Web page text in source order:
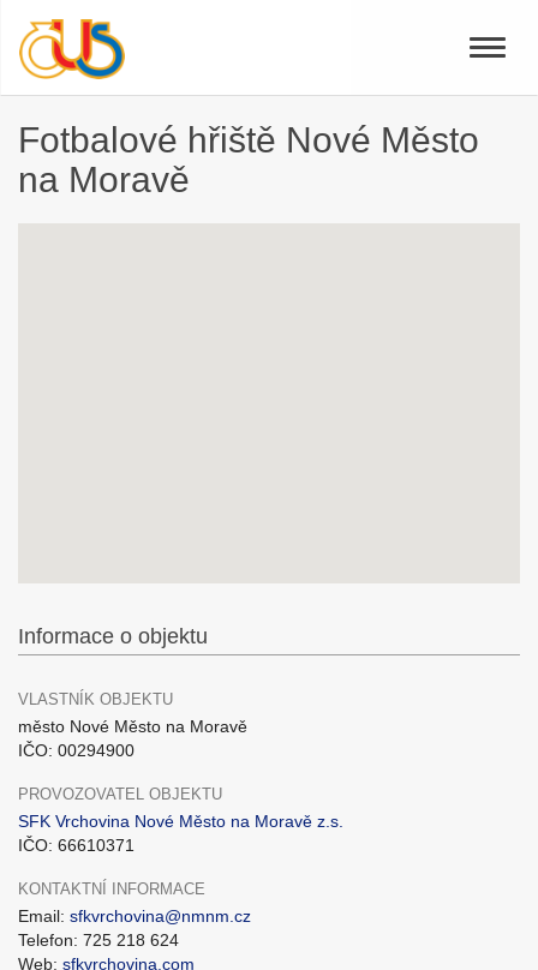
Toggle
Fotbalové hřiště Nové Město
na Moravě
Informace o objektu
VLASTNÍK OBJEKTU
město Nové Město na Moravě
IČO: 00294900
PROVOZOVATEL OBJEKTU
SFK Vrchovina Nové Město na Moravě z.s.
IČO: 66610371
KONTAKTNÍ INFORMACE
Email: sfkvrchovina@nmnm.cz
Telefon: 725 218 624
Web: sfkvrchovina.com